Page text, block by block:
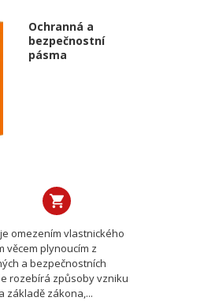
Ochranná a
bezpečnostní
pásma
omezením vlastnického
věcem plynoucím z
a bezpečnostních
rozebírá způsoby vzniku
základě zákona,...